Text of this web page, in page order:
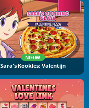
NIEUW
Sara's Kookles: Valentijn